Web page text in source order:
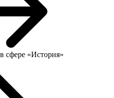
сфере «История»